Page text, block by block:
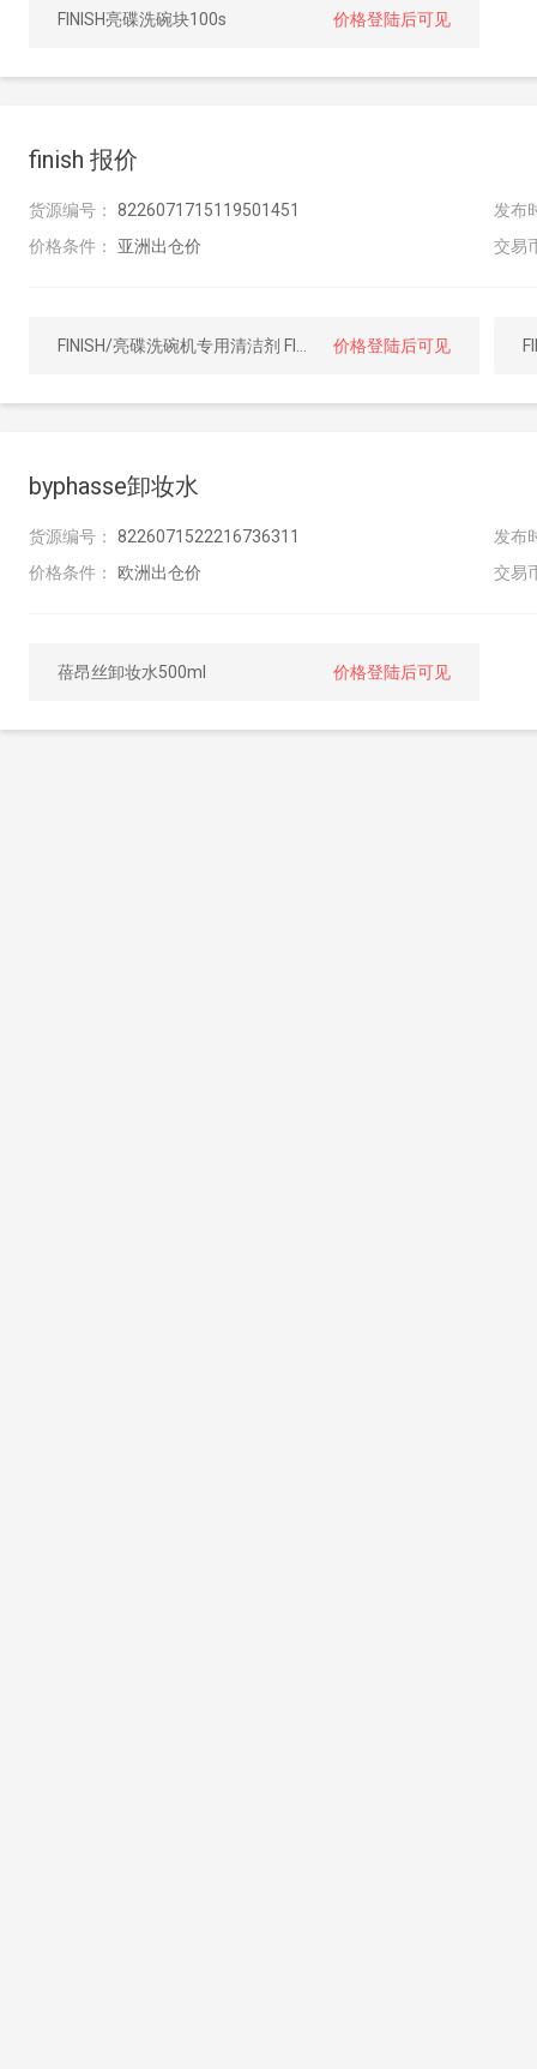
FINISH亮碟洗碗块100s 价格登陆后可见
finish 报价
货源编号： 8226071715119501451
发布
价格条件：
亚洲出仓价 交易
价格登陆后可见
byphasse卸妆水
货源编号： 8226071522216736311
发布
价格条件：
欧洲出仓价 交易
蓓昂丝卸妆水500ml 价格登陆后可见